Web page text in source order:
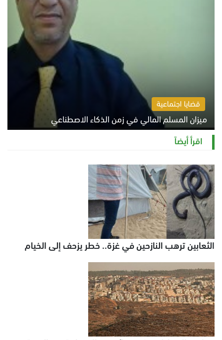
قضايا اجتماعية
ميزان المسلم المالي في زمن الذكاء الاصطناعي
السبت 8 أغسطس 2026 11:21 ص
اقرأ أيضاً
الثعابين ترهب النازحين في غزة.. خطر يزحف إلى الخيام